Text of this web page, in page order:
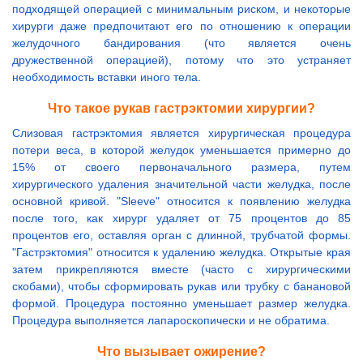
подходящей операцией с минимальным риском, и некоторые
хирурги даже предпочитают его по отношению к операции
желудочного бандирования (что является очень
дружественной операцией), потому что это устраняет
необходимость вставки иного тела.
Что такое рукав гастрэктомии хирургии?
Слизовая гастрэктомия является хирургическая процедура
потери веса, в которой желудок уменьшается примерно до
15% от своего первоначального размера, путем
хирургического удаления значительной части желудка, после
основной кривой. "Sleeve" относится к появлению желудка
после того, как хирург удаляет от 75 процентов до 85
процентов его, оставляя орган с длинной, трубчатой формы.
"Гастрэктомия" относится к удалению желудка. Открытые края
затем прикрепляются вместе (часто с хирургическими
скобами), чтобы сформировать рукав или трубку с банановой
формой. Процедура постоянно уменьшает размер желудка.
Процедура выполняется лапароскопически и не обратима.
Что вызывает ожирение?